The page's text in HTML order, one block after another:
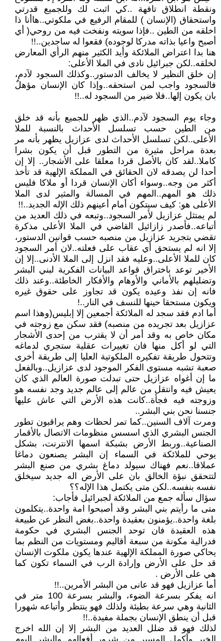
ونقطة انطلاق تافهة ..كي اثبت لك وللجميع قدرتي
واستحقاق (الإنسان ) للمقام الرفيع في ملكوتي..هاأنا ذا
اخلقه من الطين ..فإذا سويته ونفخت فيه من روحي( أي
أصبح واعيا بذاته مدركا لوجوده) فقعوا له ساجدين..!!
هنا بدا اعتراض الملائكة وأيد الكثير منهم الرأي المعارض
لخلقه..لكن جبرائيل نادى في الملا الأعلى:
إن خلق النظير لا يخالف الدستور..وكذلك السجود لآدم،
فالسجود واجب لمن استحقه..وإذا كان الإنسان مؤهلٌ
بان يكون إلها..فلا ضير من السجود له..!!
وجاء يوم السجود لآدم..الذي ظهر للجميع بأنه قد خلق
من الطين حسب تسلسل الأحداث بالنسبة للملا
الأعلى..لكن تسلسل الأحداث لدى عزازيل يظهر بأنه مر
بعدة مراحل مثيرة من التطور قبل أن يكون بشرا
كاملا..لقد كان بالأصل قردا معلقا على الأشجار.. إلا إن
أحدا لن يصدقه لان الحقائق في المملكة الإلهية قد تأخذ
أكثر من وجه..وسواء أكان الإنسان قردا أو ملاكا فليس
ذلك هو المهم..المهم في المسالة والمثير لدى الملا
الأعلى هو: كيف سيتكون أمام أعينهم ذلك الإله الجديد..!!
لم يمتثل عزازيل لأمر السجود..وتبعه في ذلك العديد من
أتباعه..فأصدر زازائيل القاضي في الملا الأعلى مذكرة
تقضي بتجريد عزازيل من منصبه حسب قوانين الدستور،
إلا انه لم يستحق أي عقاب على فعلته..لان أمر السجود
كان للملا الأعلى..وعليه فقد انزل إلى الملا الأدنى..إلا إن
الأخير توعد باختراق قواعد البيانات الفكرية لبني البشر
وتضليلهم بالأماني والأوهام والأفكار الخاطئة..وعند ذلك
فانه إن نفذ وعيده يكون قد تجاوز على حقوق غيره
ويكون مستحقا حينها للنسف في النار..!
أما ادم فقد سجد له الملائكة أجمعين إلا إبليس(وهذا اسم
عزازيل بعد تجريده من منصبه) فقد سكن مع زوجته في
مكان خاص به وقد أمر أن لا يقترب من إحدى الأشجار
التي لو أكل منها فان تغييرات عقلية ستجري لدماغه
وتتحول طريقة تفكيره الملكوتية العليا إلى طريقة أخرى
صعبة تشبه مستوى الفكر الموجود لدى عزازيل..وبالفعل
ما إن أغواه عزازيل حتى تبدلت صورة العالم الذي كان
يعيش فيه وانتقل من عالم إلى عالم جديد وجد نفسه هو
وزوجته فيه فجأة..كانت هذه الأرض التي عاش عليها
جنسنا نحن بني البشر..
ومرت آلاف السنين..كما تمر لحظات وهم يراقبون تطور
الجنس البشري الذي اسسس منظومات الاتصال بالأقمار
الصناعية..وربط الأرض بشبكة اسمها الانترنت، بشكل
يوحي للملائكة في السماء إن البشر يصنعون دماغا
عملاقا..نعم فهناك سيولد دماغ بشري من صنع البشر
لتتحقق نبؤة الخالق بان على الأرض اله جديد سيخلق
نفسه بنفسه..لكن متى يكتمل هذا الإله؟؟
سؤال سأله جمع من الملائكة لجبرائيل فأجاب:
متى ما رأيتم بني البشر وقد أصبحوا امة واحدة..يتكلمون
بلغة واحدة..يؤمنون بعقيدة واحدة..بغض النظر عن طبيعة
هذه العقيدة فان توحد الجنس البشري في حكومة
فدرالية مكونة من سبعة أقاليم ومستويات من النظم بما
يحاكي صورة المملكة الإلهية عندها يكون ملكوت الإنسان
قد حل على الأرض وإرادة الرب في السماء تكون كما
هي على الأرض .
أما عزازيل فهو قد عانى من البشر الأمرين..!!
انه يفكر بسرعة الضوء، والبشر بسرعة 100 متر في
الثانية وهي سرعة بطيئة ولذلك فهو ينتظر وأتباعه شهورا
قبل أن ينطق الإنسان بجملة مفيدة..!!
لذلك فهو قد ضلل العديد من البشر إلا إن الله اخرج